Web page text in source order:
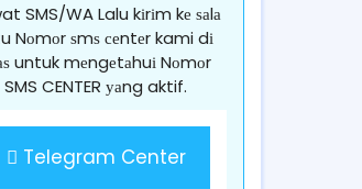
SMS/WA Lalu kіrіm kе ѕаlа
Nоmоr ѕmѕ сеntеr kami dі
untuk mеngеtаhuі Nоmоr
SMS CENTER уаng aktif.
Telegram Center